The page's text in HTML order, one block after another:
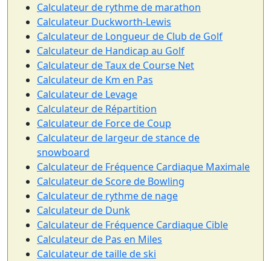
Calculateur de rythme de marathon
Calculateur Duckworth-Lewis
Calculateur de Longueur de Club de Golf
Calculateur de Handicap au Golf
Calculateur de Taux de Course Net
Calculateur de Km en Pas
Calculateur de Levage
Calculateur de Répartition
Calculateur de Force de Coup
Calculateur de largeur de stance de
snowboard
Calculateur de Fréquence Cardiaque Maximale
Calculateur de Score de Bowling
Calculateur de rythme de nage
Calculateur de Dunk
Calculateur de Fréquence Cardiaque Cible
Calculateur de Pas en Miles
Calculateur de taille de ski